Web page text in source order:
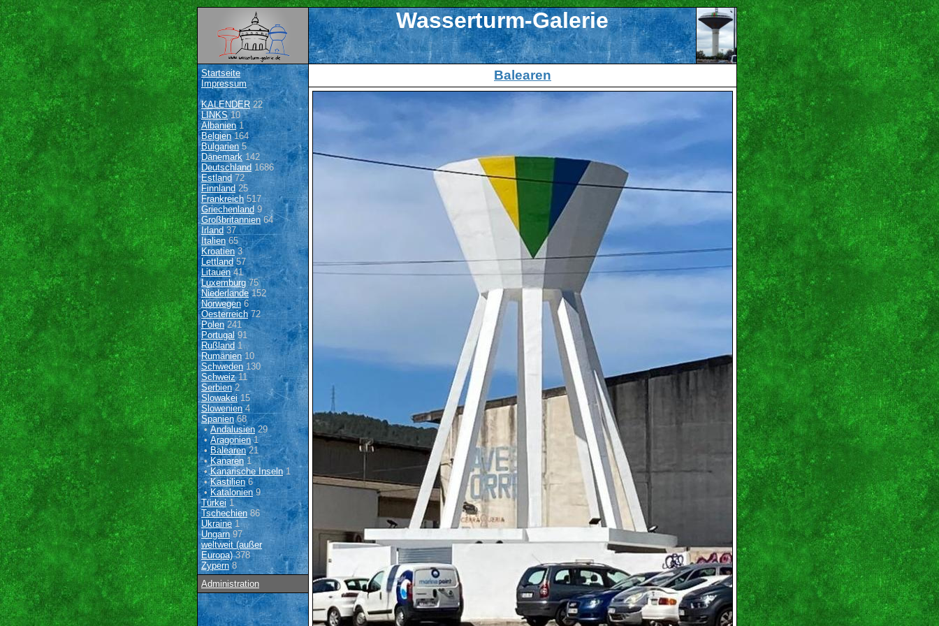
Wasserturm-Galerie
Startseite
Impressum
KALENDER22
LINKS10
Albanien1
Belgien164
Bulgarien 5
Dänemark142
Deutschland 1686
Estland 72
Finnland 25
Frankreich517
Griechenland9
Großbritannien64
Irland 37
Italien65
Kroatien3
Lettland57
Litauen41
Luxemburg 75
Niederlande152
Norwegen6
Oesterreich72
Polen 241
Portugal91
Rußland 1
Rumänien10
Schweden 130
Schweiz11
Serbien2
Slowakei15
Slowenien4
Spanien68
• Andalusien 29
•Aragonien1
•Balearen21
•Kanaren1
•Kanarische Inseln1
•Kastilien6
•Katalonien9
Türkei 1
Tschechien 86
Ukraine 1
Ungarn97
weltweit (außer
Europa)378
Zypern8
Administration
Balearen